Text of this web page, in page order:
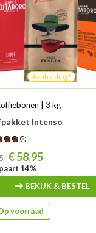
Aanbieding!
| 3 kg
Intenso
€ 58,95
14 %
BEKIJK & BESTEL
voorraad